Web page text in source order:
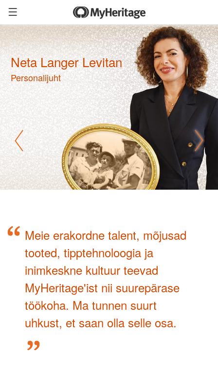
Neta Langer Levitan
Personalijuht
Meie erakordne talent, mõjusad
tooted, tipptehnoloogia ja
inimkeskne kultuur teevad
MyHeritage'ist nii suurepärase
töökoha. Ma tunnen suurt
uhkust, et saan olla selle osa.